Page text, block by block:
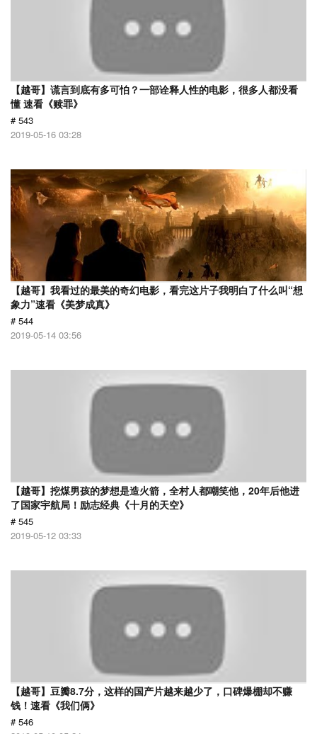
【越哥】谎言到底有多可怕？一部诠释人性的电影，很多人都没看
懂 速看《赎罪》
# 543
2019-05-16 03:28
【越哥】我看过的最美的奇幻电影，看完这片子我明白了什么叫“想
象力”速看《美梦成真》
# 544
2019-05-14 03:56
【越哥】挖煤男孩的梦想是造火箭，全村人都嘲笑他，20年后他进
了国家宇航局！励志经典《十月的天空》
# 545
2019-05-12 03:33
【越哥】豆瓣8.7分，这样的国产片越来越少了，口碑爆棚却不赚
钱！速看《我们俩》
# 546